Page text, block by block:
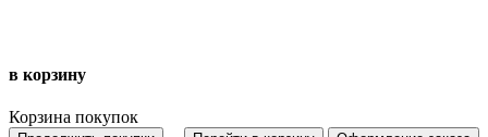
в корзину
Корзина покупок